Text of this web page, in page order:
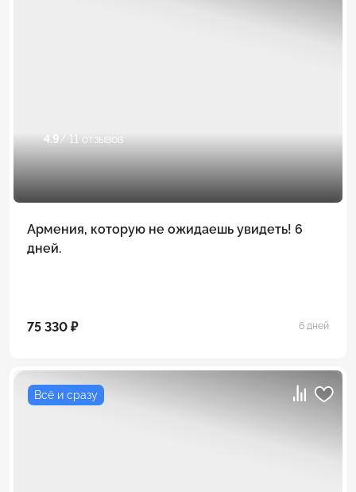
4.9/ 11 отзывов
Армения, которую не ожидаешь увидеть! 6
дней.
75 330 ₽ 6 дней
Всё и сразу